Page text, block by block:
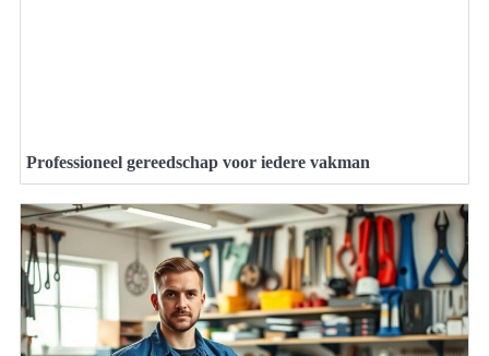
Professioneel gereedschap voor iedere vakman